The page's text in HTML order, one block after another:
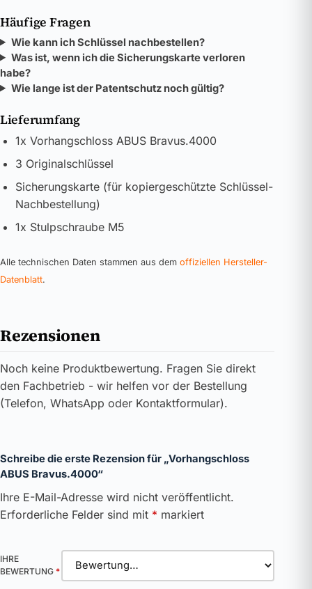
Häufige Fragen
Wie kann ich Schlüssel nachbestellen?
Was ist, wenn ich die Sicherungskarte verloren
habe?
Wie lange ist der Patentschutz noch gültig?
Lieferumfang
1x Vorhangschloss ABUS Bravus.4000
3 Originalschlüssel
Sicherungskarte (für kopiergeschützte Schlüssel-
Nachbestellung)
1x Stulpschraube M5
Alle technischen Daten stammen aus dem offiziellen Hersteller-
Datenblatt.
Rezensionen
Noch keine Produktbewertung. Fragen Sie direkt
den Fachbetrieb - wir helfen vor der Bestellung
(Telefon, WhatsApp oder Kontaktformular).
Schreibe die erste Rezension für „Vorhangschloss
ABUS Bravus.4000“
Ihre E-Mail-Adresse wird nicht veröffentlicht.
Erforderliche Felder sind mit * markiert
IHRE
BEWERTUNG *